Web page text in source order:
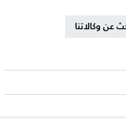
عن وكالاتنا